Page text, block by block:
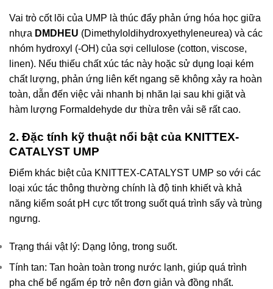
Vai trò cốt lõi của UMP là thúc đẩy phản ứng hóa học giữa
nhựa DMDHEU (Dimethyloldihydroxyethyleneurea) và các
nhóm hydroxyl (-OH) của sợi cellulose (cotton, viscose,
linen). Nếu thiếu chất xúc tác này hoặc sử dụng loại kém
chất lượng, phản ứng liên kết ngang sẽ không xảy ra hoàn
toàn, dẫn đến việc vải nhanh bị nhăn lại sau khi giặt và
hàm lượng Formaldehyde dư thừa trên vải sẽ rất cao.
2. Đặc tính kỹ thuật nổi bật của KNITTEX-
CATALYST UMP
Điểm khác biệt của KNITTEX-CATALYST UMP so với các
loại xúc tác thông thường chính là độ tinh khiết và khả
năng kiểm soát pH cực tốt trong suốt quá trình sấy và trùng
ngưng.
Trạng thái vật lý: Dạng lỏng, trong suốt.
Tính tan: Tan hoàn toàn trong nước lạnh, giúp quá trình
pha chế bể ngấm ép trở nên đơn giản và đồng nhất.